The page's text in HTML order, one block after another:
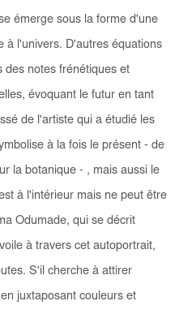
émerge sous la forme d'une
à l'univers. D'autres équations
des notes frénétiques et
évoquant le futur en tant
de l'artiste qui a étudié les
à la fois le présent - de
la botanique - , mais aussi le
à l'intérieur mais ne peut être
Odumade, qui se décrit
à travers cet autoportrait,
S'il cherche à attirer
juxtaposant couleurs et